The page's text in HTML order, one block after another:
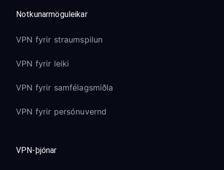
Notkunarmöguleikar
VPN fyrir straumspilun
VPN fyrir leiki
VPN fyrir samfélagsmiðla
VPN fyrir persónuvernd
VPN-þjónar